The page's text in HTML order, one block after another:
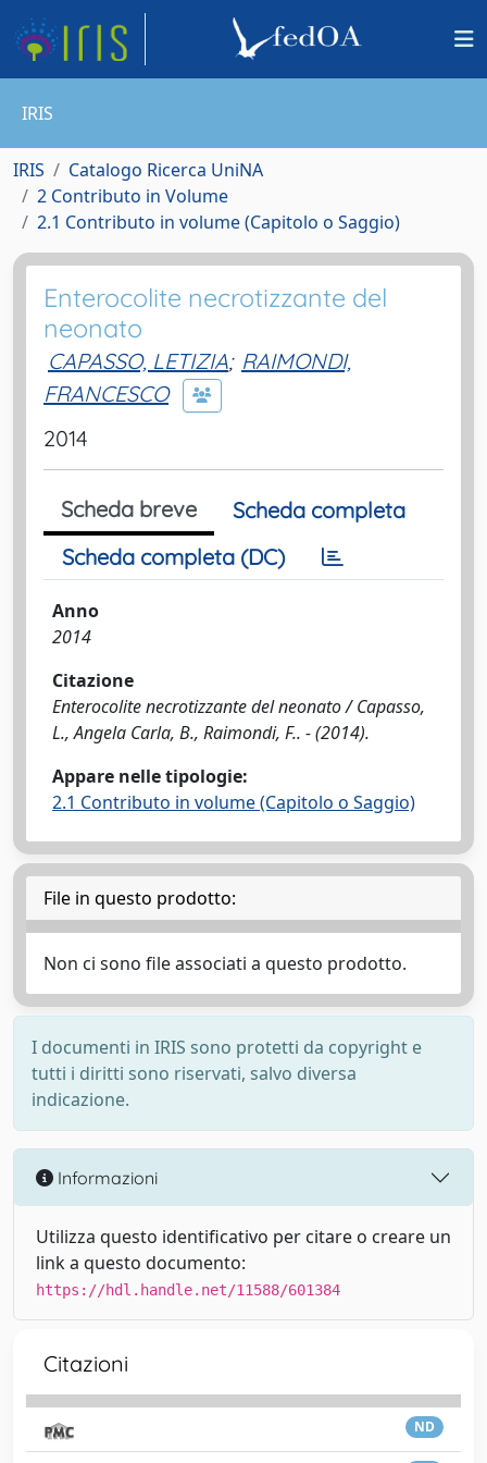
IRIS
IRIS
Catalogo Ricerca UniNA
2 Contributo in Volume
2.1 Contributo in volume (Capitolo o Saggio)
Enterocolite necrotizzante del
neonato
CAPASSO, LETIZIA; RAIMONDI,
FRANCESCO
2014
Scheda breve
Scheda completa
Scheda completa (DC)
Anno
2014
Citazione
Enterocolite necrotizzante del neonato / Capasso,
L., Angela Carla, B., Raimondi, F.. - (2014).
Appare nelle tipologie:
2.1 Contributo in volume (Capitolo o Saggio)
File in questo prodotto:
Non ci sono file associati a questo prodotto.
I documenti in IRIS sono protetti da copyright e
tutti i diritti sono riservati, salvo diversa
indicazione.
Informazioni
Utilizza questo identificativo per citare o creare un
link a questo documento:
https://hdl.handle.net/11588/601384
Citazioni
ND